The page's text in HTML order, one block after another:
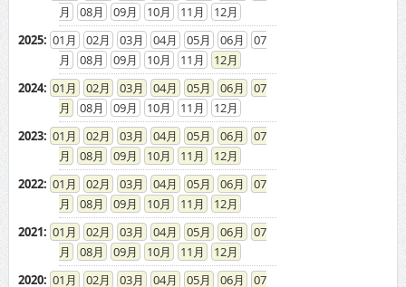
01 02 03 04 05 06
08
09 10 11
12
01 02 03 04 05 06
08
09 10 11
12
01 02 03 04 05 06
08
09 10 11
12
01 02 03 04 05 06
08
09 10 11
12
01 02 03 04 05 06
08
09 10 11
12
01 02 03 04 05 06
08
09 10 11
12